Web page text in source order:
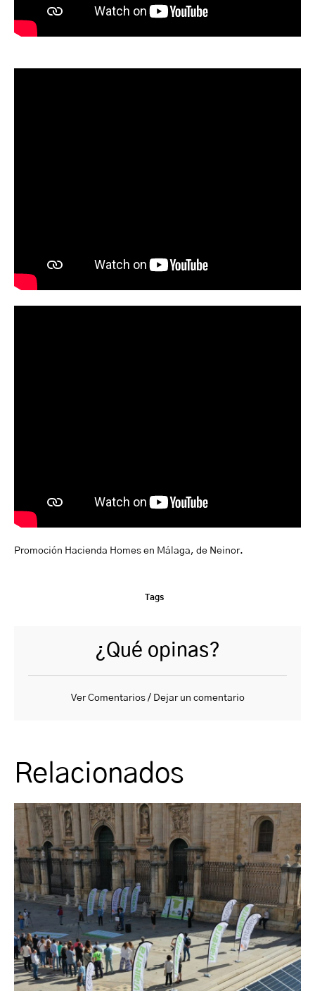
Promoción Hacienda Homes en Málaga, de Neinor.
Tags
¿Qué opinas?
Ver Comentarios / Dejar un comentario
Relacionados